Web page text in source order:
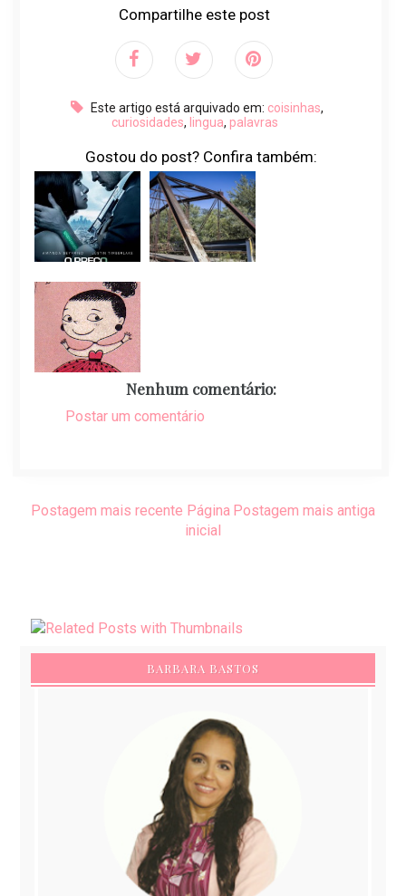
Compartilhe este post
Este artigo está arquivado em: coisinhas,
curiosidades, lingua, palavras
Gostou do post? Confira também:
Nenhum comentário:
Postar um comentário
Postagem mais recente Postagem mais antiga
Página
inicial
BARBARA BASTOS